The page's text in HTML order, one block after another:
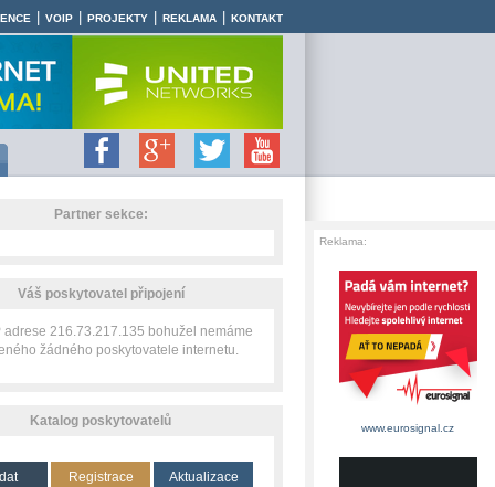
VOIP PROJEKTY REKLAMA KONTAKT
Partner sekce:
Váš poskytovatel připojení
adrese 216.73.217.135 bohužel nemáme
žádného poskytovatele internetu.
Katalog poskytovatelů
Registrace
Aktualizace
Reklama:
www.eurosignal.cz